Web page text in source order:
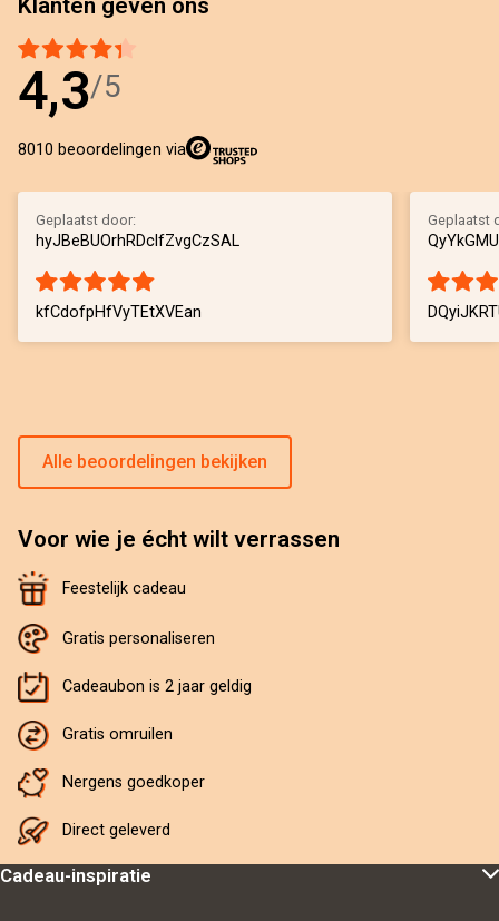
Klanten geven ons
4,3/5
8010 beoordelingen via
Geplaatst door:
hyJBeBUOrhRDclfZvgCzSAL
kfCdofpHfVyTEtXVEan
Geplaatst
Alle beoordelingen bekijken
Voor wie je écht wilt verrassen
Feestelijk cadeau
Gratis personaliseren
Cadeaubon is 2 jaar geldig
Gratis omruilen
Nergens goedkoper
Direct geleverd
Cadeau-inspiratie